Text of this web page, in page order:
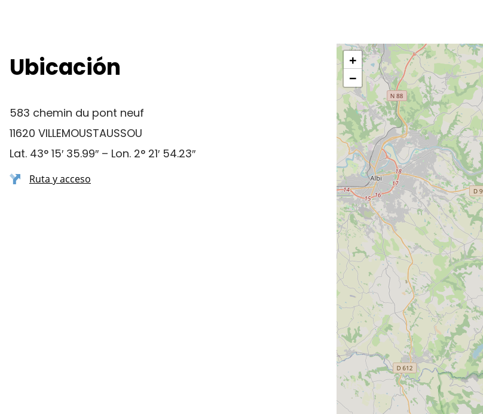
Ubicación
583 chemin du pont neuf
11620 VILLEMOUSTAUSSOU
Lat. 43° 15′ 35.99″ – Lon. 2° 21′ 54.23″
Ruta y acceso
+
−